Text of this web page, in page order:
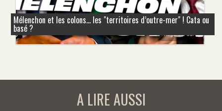
Mélenchon et les colons... les "territoires d’outre-mer" ! Cata ou
basé ?
A LIRE AUSSI